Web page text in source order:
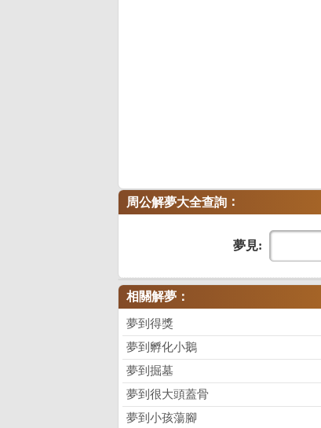
周公解夢大全查詢 ：
夢見:
相關解夢：
夢到得獎
夢到孵化小鵝
夢到掘墓
夢到很大頭蓋骨
夢到小孩蕩腳